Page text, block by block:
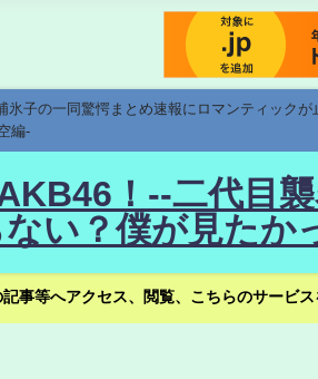
氷子の一同驚愕まとめ速報にロマンティック
編-
！--二代目
い？僕が見たか
事等へアクセス、閲覧、こちらのサービ